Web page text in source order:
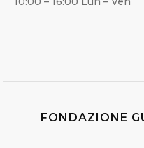
FONDAZIONE